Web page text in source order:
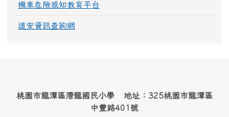
機車危險感知教育平台
道安資訊查詢網
桃園市龍潭區潛龍國民小學 地址：325桃園市龍潭區
中豐路401號